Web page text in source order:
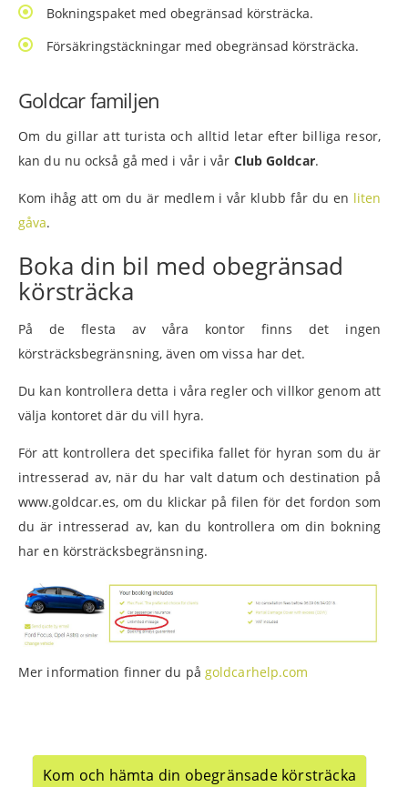
Bokningspaket med obegränsad körsträcka.
Försäkringstäckningar med obegränsad körsträcka.
Goldcar familjen
Om du gillar att turista och alltid letar efter billiga resor,
kan du nu också gå med i vår i vår Club Goldcar.
Kom ihåg att om du är medlem i vår klubb får du en liten
gåva.
Boka din bil med obegränsad
körsträcka
På de flesta av våra kontor finns det ingen
körsträcksbegränsning, även om vissa har det.
Du kan kontrollera detta i våra regler och villkor genom att
välja kontoret där du vill hyra.
För att kontrollera det specifika fallet för hyran som du är
intresserad av, när du har valt datum och destination på
www.goldcar.es, om du klickar på filen för det fordon som
du är intresserad av, kan du kontrollera om din bokning
har en körsträcksbegränsning.
Mer information finner du på goldcarhelp.com
Kom och hämta din obegränsade körsträcka